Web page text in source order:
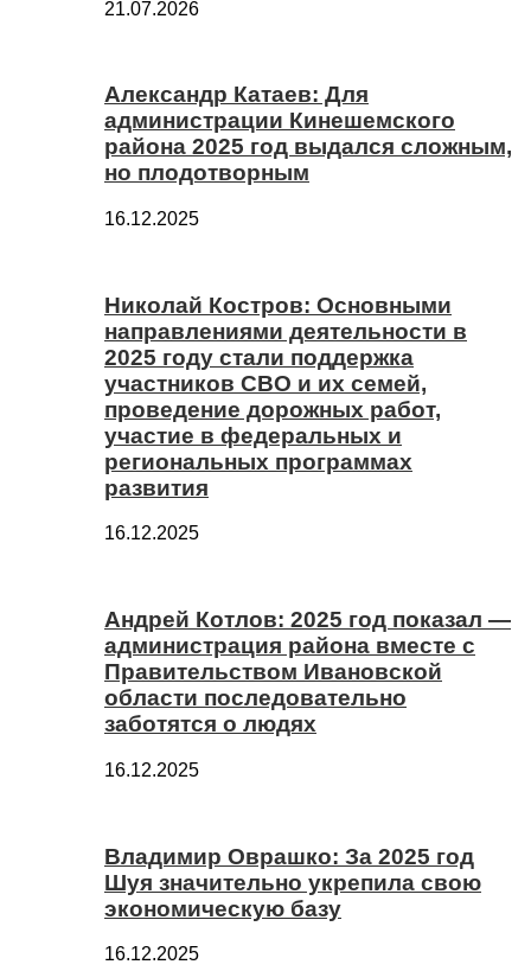
21.07.2026
Александр Катаев: Для
администрации Кинешемского
района 2025 год выдался сложным,
но плодотворным
16.12.2025
Николай Костров: Основными
направлениями деятельности в
2025 году стали поддержка
участников СВО и их семей,
проведение дорожных работ,
участие в федеральных и
региональных программах
развития
16.12.2025
Андрей Котлов: 2025 год показал —
администрация района вместе с
Правительством Ивановской
области последовательно
заботятся о людях
16.12.2025
Владимир Оврашко: За 2025 год
Шуя значительно укрепила свою
экономическую базу
16.12.2025